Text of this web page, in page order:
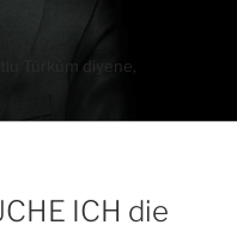
Türküm diyene,
ICH die